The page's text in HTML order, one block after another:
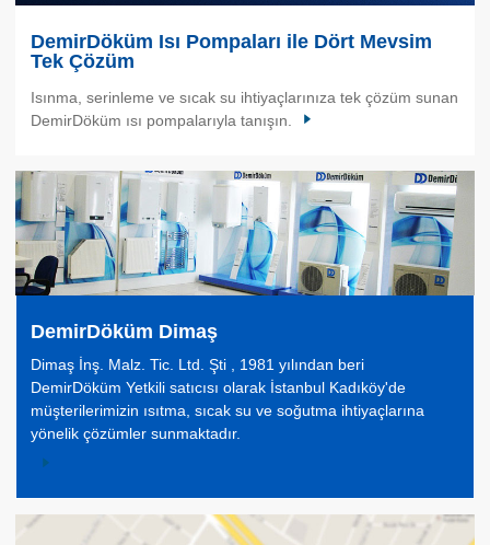
DemirDöküm Isı Pompaları ile Dört Mevsim
Tek Çözüm
Isınma, serinleme ve sıcak su ihtiyaçlarınıza tek çözüm sunan
DemirDöküm ısı pompalarıyla tanışın.
DemirDöküm Dimaş
Dimaş İnş. Malz. Tic. Ltd. Şti , 1981 yılından beri
DemirDöküm Yetkili satıcısı olarak İstanbul Kadıköy'de
müşterilerimizin ısıtma, sıcak su ve soğutma ihtiyaçlarına
yönelik çözümler sunmaktadır.